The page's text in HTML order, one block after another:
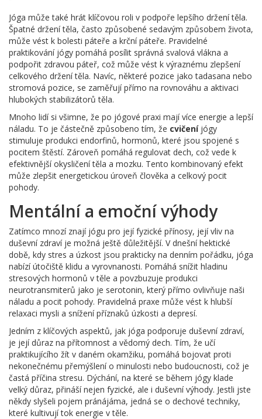
Jóga může také hrát klíčovou roli v podpoře lepšího držení těla.
Špatné držení těla, často způsobené sedavým způsobem života,
může vést k bolesti páteře a krční páteře. Pravidelné
praktikování jógy pomáhá posílit správná svalová vlákna a
podpořit zdravou páteř, což může vést k výraznému zlepšení
celkového držení těla. Navíc, některé pozice jako tadasana nebo
stromová pozice, se zaměřují přímo na rovnováhu a aktivaci
hlubokých stabilizátorů těla.
Mnoho lidí si všimne, že po jógové praxi mají více energie a lepší
náladu. To je částečně způsobeno tím, že cvičeníjógy
stimuluje produkci endorfinů, hormonů, které jsou spojené s
pocitem štěstí. Zároveň pomáhá regulovat dech, což vede k
efektivnější okysličení těla a mozku. Tento kombinovaný efekt
může zlepšit energetickou úroveň člověka a celkový pocit
pohody.
Mentální a emoční výhody
Zatímco mnozí znají jógu pro její fyzické přínosy, její vliv na
duševní zdraví je možná ještě důležitější. V dnešní hektické
době, kdy stres a úzkost jsou prakticky na denním pořádku, jóga
nabízí útočiště klidu a vyrovnanosti. Pomáhá snížit hladinu
stresových hormonů v těle a povzbuzuje produkci
neurotransmiterů jako je serotonin, který přímo ovlivňuje naši
náladu a pocit pohody. Pravidelná praxe může vést k hlubší
relaxaci mysli a snížení příznaků úzkosti a depresí.
Jedním z klíčových aspektů, jak jóga podporuje duševní zdraví,
je její důraz na přítomnost a vědomý dech. Tím, že učí
praktikujícího žít v daném okamžiku, pomáhá bojovat proti
nekonečnému přemýšlení o minulosti nebo budoucnosti, což je
častá příčina stresu. Dýchání, na které se během jógy klade
velký důraz, přináší nejen fyzické, ale i duševní výhody. Jestli jste
někdy slyšeli pojem pránájáma, jedná se o dechové techniky,
které kultivují tok energie v těle.